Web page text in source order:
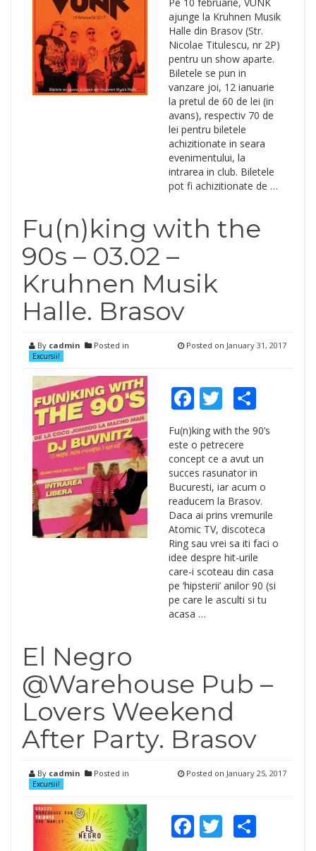
ajunge la Kruhnen Musik
Halle din Brasov (Str.
Nicolae Titulescu, nr 2P)
pentru un show aparte.
Biletele se pun in
vanzare joi, 12 ianuarie
la pretul de 60 de lei (in
avans), respectiv 70 de
lei pentru biletele
achizitionate in seara
evenimentului, la
intrarea in club. Biletele
pot fi achizitionate de …
Fu(n)king with the
90s – 03.02 –
Kruhnen Musik
Halle. Brasov
By cadmin Posted in
Excursii!
Posted on January 31, 2017
Facebook
TwitterShare
Fu(n)king with the 90’s
este o petrecere
concept ce a avut un
succes rasunator in
Bucuresti, iar acum o
readucem la Brasov.
Daca ai prins vremurile
Atomic TV, discoteca
Ring sau vrei sa iti faci o
idee despre hit-urile
care-i scoteau din casa
pe ‘hipsterii’ anilor 90 (si
pe care le asculti si tu
acasa …
El Negro
@Warehouse Pub –
Lovers Weekend
After Party. Brasov
By cadmin Posted in
Excursii!
Posted on January 25, 2017
Facebook
TwitterShare